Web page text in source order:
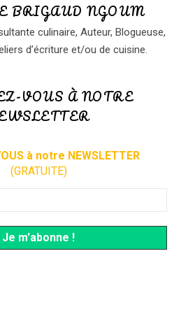
BRIGAUD NGOUM
culinaire, Auteur, Blogueuse,
d’écriture et/ou de cuisine.
VOUS À NOTRE
à notre NEWSLETTER
(GRATUITE)